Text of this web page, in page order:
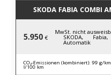
SKODA FABIA COMBI
5.950 €
MwSt. nicht
SKODA, Fabia,
Automatik
CO₂-Emissionen (kombiniert): 99 g/
l/100 km